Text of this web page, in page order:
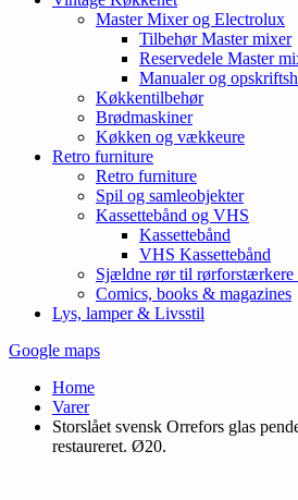
Master Mixer og Electrolux
Tilbehør Master mixer
Reservedele Master
Manualer og
Køkkentilbehør
Brødmaskiner
Køkken og vækkeure
Retro furniture
Retro furniture
Spil og samleobjekter
Kassettebånd og VHS
Kassettebånd
VHS Kassettebånd
Sjældne rør til rørforstærkere
Comics, books & magazines
Lys, lamper & Livsstil
Google maps
Home
Varer
Storslået svensk Orrefors glas
restaureret. Ø20.